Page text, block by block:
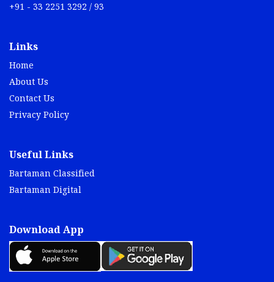
+91 - 33 2251 3292 / 93
Links
Home
About Us
Contact Us
Privacy Policy
Useful Links
Bartaman Classified
Bartaman Digital
Download App